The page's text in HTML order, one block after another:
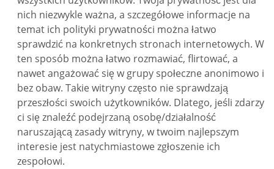
nich niezwykle ważna, a szczegółowe informacje na
temat ich polityki prywatności można łatwo
sprawdzić na konkretnych stronach internetowych. W
ten sposób można łatwo rozmawiać, flirtować, a
nawet angażować się w grupy społeczne anonimowo i
bez obaw. Takie witryny często nie sprawdzają
przeszłości swoich użytkowników. Dlatego, jeśli zdarzy
ci się znaleźć podejrzaną osobę/działalność
naruszającą zasady witryny, w twoim najlepszym
interesie jest natychmiastowe zgłoszenie ich
zespołowi.